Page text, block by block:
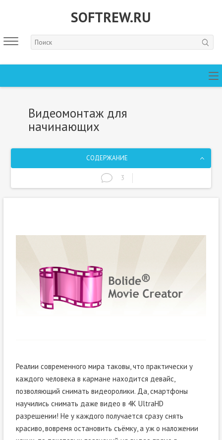
SOFTREW.RU
Видеомонтаж для
начинающих
СОДЕРЖАНИЕ
3
Реалии современного мира таковы, что практически у
каждого человека в кармане находится девайс,
позволяющий снимать видеоролики. Да, смартфоны
научились снимать даже видео в 4K UltraHD
разрешении! Не у каждого получается сразу снять
красиво, вовремя остановить съёмку, а уж о наложении